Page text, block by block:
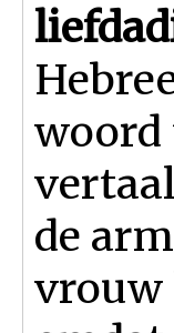
woord
de
vrouw